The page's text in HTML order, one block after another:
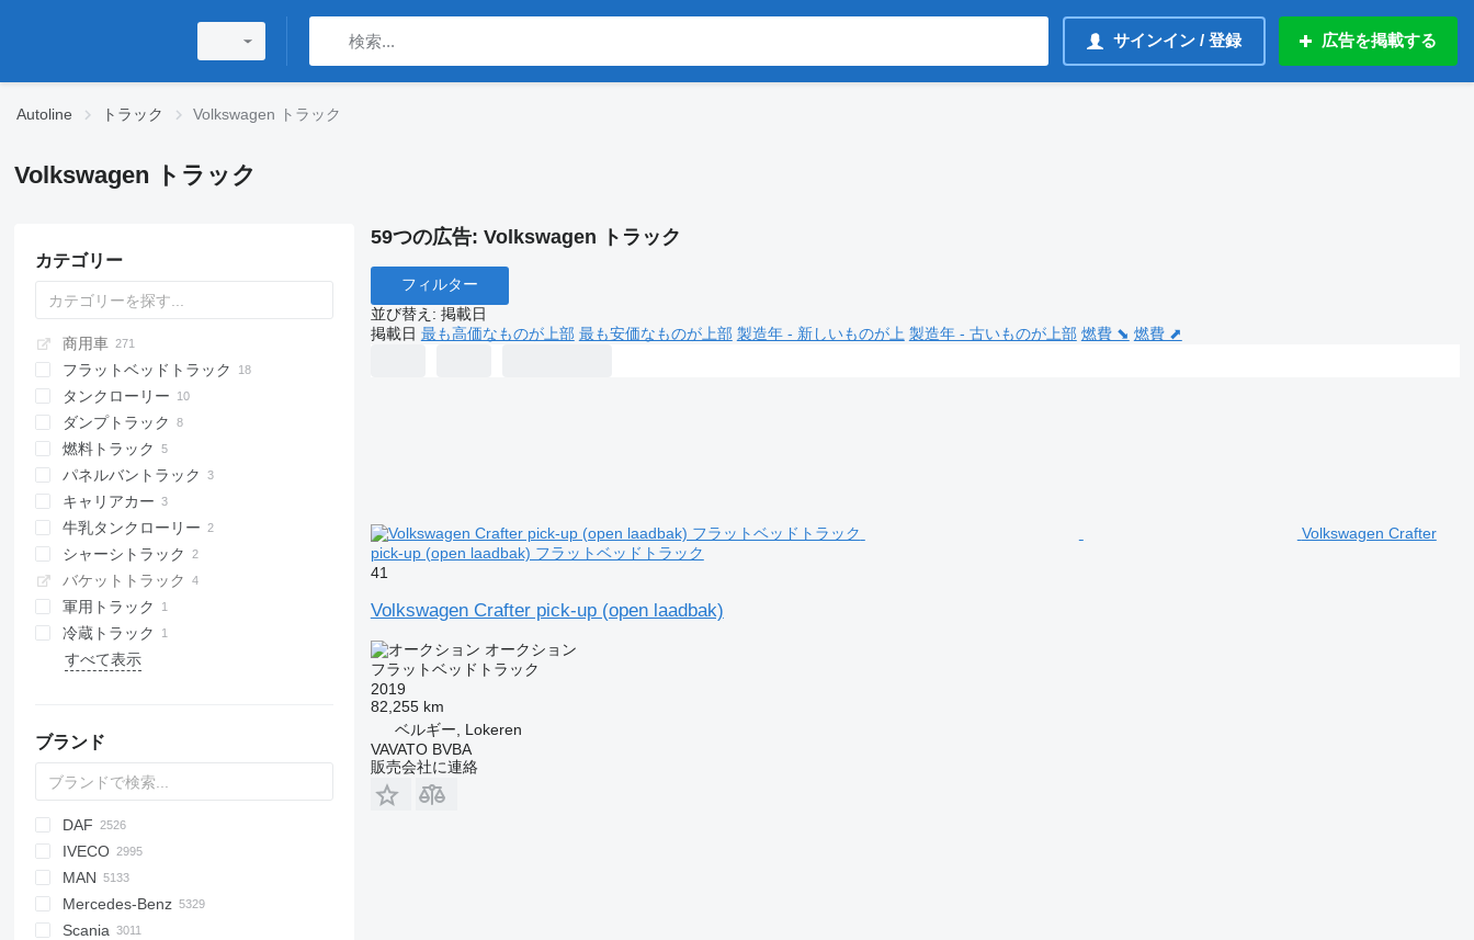
サインイン / 登録 広告を掲載する
Autoline トラック Volkswagen トラック
Volkswagen トラック
カテゴリー
商用車
フラットベッドトラック
タンクローリー
ダンプトラック
燃料トラック
パネルバントラック
キャリアカー
牛乳タンクローリー
シャーシトラック
バケットトラック
軍用トラック
冷蔵トラック
すべて表示
ブランド
BM
HD
D-series
A series
D series
Tugra
TK
BU
769
C-series
Jumper
Jumpy
DAF
AS
CF
LF
XB
Maximus
Novus
Hijet
Elite
Ram
WC
DFA
EP
SLT
CA
JH6
F-series
Ducato
TDK
Alpha
3542D
Cargo
E-Transit
E-series
Auman
Aumark
BJ
Argosy
FL
52
3307
3309
3507
3502
3507
G series
M series
X series
C-series
300
500
700
Ranger
A-series
ZZ
EX-series
HD-series
H-series
L-series
W-series
IVECO
Daily
EuroCargo
EuroStar
4300
4700
4900
CYZ
ELF
FVR
HFC
N-Series
9T-1
Conquer
5320
5321
5511
T-series
C-series
T-series
255
256
6322
BigBody
SD
S 24
18 series
29 series
110 series
Defender
MAN
A-series
F8
4371
5337
CS
Granite
Deutz
eDeliver
Mercedes-Benz
Actros
Canter
Canter
MT
M-series
Atlas
Movano
335
Boxer
Porter
C-series
Scania
59つの広告: Volkswagen トラック
フィルター
並び替え : 掲載日
掲載日 最も高価なものが上部 最も安価なものが上部 製造年 - 新しいものが上 製造年 - 古いものが上部 燃費 ⬊ 燃費 ⬈
Volkswagen Crafter
pick-up (open laadbak) フラットベッドトラック
41
Volkswagen Crafter pick-up (open laadbak)
オークション
フラットベッドトラック
2019
82,255 km
ベルギー, Lokeren
VAVATO BVBA
販売会社に連絡